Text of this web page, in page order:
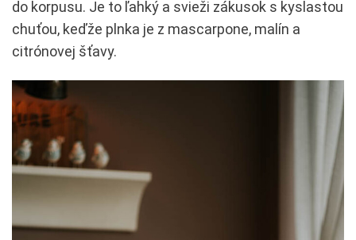
do korpusu. Je to ľahký a svieži zákusok s kyslastou
chuťou, keďže plnka je z mascarpone, malín a
citrónovej šťavy.